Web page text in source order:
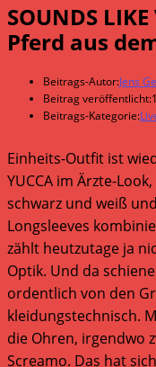
SOUNDS
Pferd aus
Beitrags-Autor:Jens
Beitrag veröffentlicht:
Beitrags-Kategorie:
Einheits-Outfit ist
YUCCA im Ärzte-
schwarz und weiß
Longsleeves
zählt heutzutage ja
Optik. Und da
ordentlich von den
kleidungstechnisch.
die Ohren, irgendwo
Screamo. Das hat